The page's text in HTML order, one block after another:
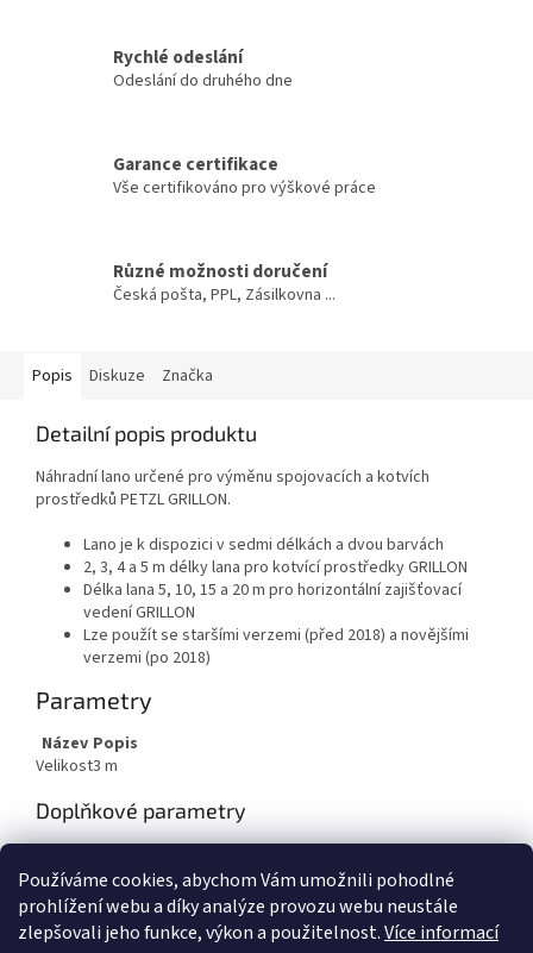
Používáme cookies, abychom Vám umožnili pohodlné
prohlížení webu a díky analýze provozu webu neustále
zlepšovali jeho funkce, výkon a použitelnost.Více informací
Rychlé odeslání
Odeslání do druhého dne
Garance certifikace
Vše certifikováno pro výškové práce
Různé možnosti doručení
Česká pošta, PPL, Zásilkovna ...
Popis Diskuze Značka
Detailní popis produktu
Náhradní lano určené pro výměnu spojovacích a kotvích
prostředků PETZL GRILLON.
Lano je k dispozici v sedmi délkách a dvou barvách
2, 3, 4 a 5 m délky lana pro kotvící prostředky GRILLON
Délka lana 5, 10, 15 a 20 m pro horizontální zajišťovací
vedení GRILLON
Lze použít se staršími verzemi (před 2018) a novějšími
verzemi (po 2018)
Parametry
Název Popis
Velikost3 m
Doplňkové parametry
EAN: 3342540821699